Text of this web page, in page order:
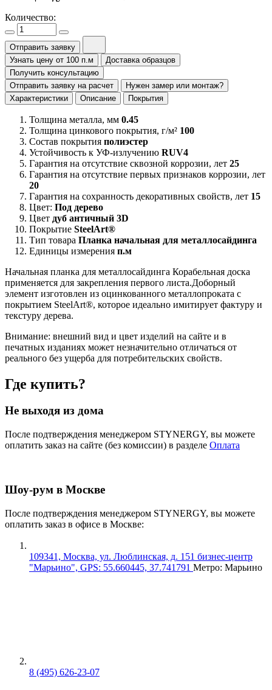
Количество:
Отправить заявку
Узнать цену от 100 п.м
Доставка образцов
Получить консультацию
Отправить заявку на расчет
Нужен замер или монтаж?
Характеристики
Описание Покрытия
Толщина металла, мм 0.45
Толщина цинкового покрытия, г/м² 100
Состав покрытия полиэстер
Устойчивость к УФ-излучению RUV4
Гарантия на отсутствие сквозной коррозии, лет 25
Гарантия на отсутствие первых признаков коррозии, лет
20
Гарантия на сохранность декоративных свойств, лет 15
Цвет: Под дерево
Цвет дуб античный 3D
Покрытие SteelArt®
Тип товара Планка начальная для металлосайдинга
Единицы измерения п.м
Начальная планка для металлосайдинга Корабельная доска
применяется для закрепления первого листа.Доборный
элемент изготовлен из оцинкованного металлопроката с
покрытием SteelArt®, которое идеально имитирует фактуру и
текстуру дерева.
Внимание: внешний вид и цвет изделий на сайте и в
печатных изданиях может незначительно отличаться от
реального без ущерба для потребительских свойств.
Где купить?
Не выходя из дома
После подтверждения менеджером STYNERGY, вы можете
оплатить заказ на сайте (без комиссии) в разделе Оплата
Шоу-рум в Москве
После подтверждения менеджером STYNERGY, вы можете
оплатить заказ в офисе в Москве:
109341, Москва, ул. Люблинская, д. 151 бизнес-центр
"Марьино", GPS: 55.660445, 37.741791 Метро: Марьино
8 (495) 626-23-07